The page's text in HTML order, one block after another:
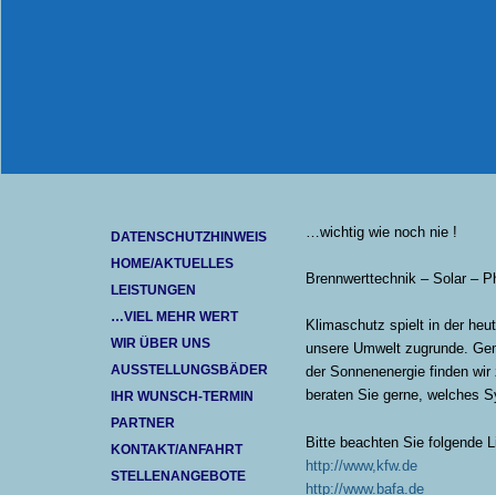
…wichtig wie noch nie !
Brennwerttechnik – Solar –
Klimaschutz spielt in der
unsere Umwelt zugrunde.
der Sonnenenergie finden
beraten Sie gerne, welches
Bitte beachten Sie folgende
http://www,kfw.de
http://www.bafa.de
DATENSCHUTZHINWEIS
HOME/AKTUELLES
LEISTUNGEN
…VIEL MEHR WERT
WIR ÜBER UNS
AUSSTELLUNGSBÄDER
IHR WUNSCH-TERMIN
PARTNER
KONTAKT/ANFAHRT
STELLENANGEBOTE